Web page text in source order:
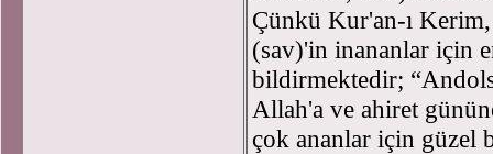
Çünkü Kur'an-ı
(sav)'in inananlar için
bildirmektedir;
Allah'a ve ahiret
çok ananlar için güzel